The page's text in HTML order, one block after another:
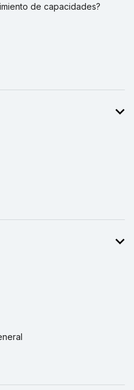
de capacidades?